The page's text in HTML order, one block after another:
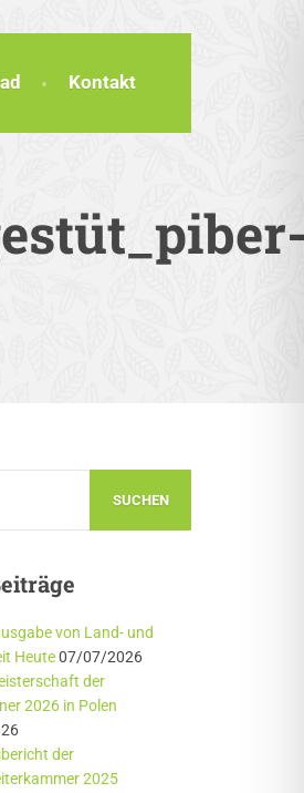
Kontakt
von Land- und
Heute 07/07/2026
der
2026 in Polen
der
2025